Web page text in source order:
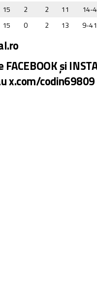
15 2 2 11
14-
15 0 2 13 9-41
și
x.com/codin69809